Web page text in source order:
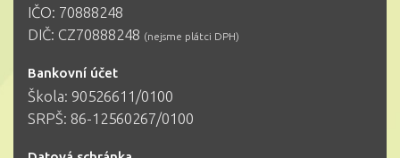
IČO: 70888248
DIČ: CZ70888248 (nejsme plátci DPH)
Bankovní účet
Škola: 90526611/0100
SRPŠ: 86-12560267/0100